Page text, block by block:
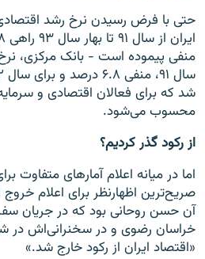
حتی با فرض رسیدن نرخ رشد
منفی پیموده است - بانک مرکزی،
شد که برای فعالان اقتصادی و
محسوب می‌شود.
از رکود گذر کردیم؟
اما در میانه اعلام آمارهای متفاوت
صریح‌ترین اظهارنظر برای اعلام خروج
آن حسن روحانی بود که در جریان
خراسان رضوی و در سخنرانی‌اش در
«اقتصاد ایران از رکود خارج شد.»